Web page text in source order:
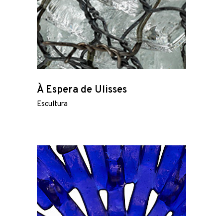
À Espera de Ulisses
Escultura